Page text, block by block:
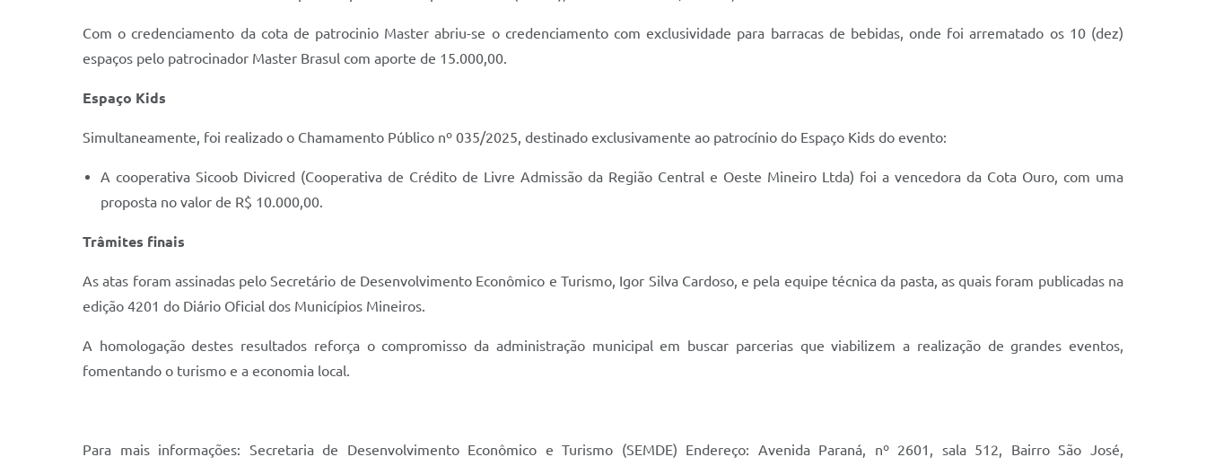
Com o credenciamento da cota de patrocinio Master abriu-se o credenciamento com exclusividade para barracas de bebidas, onde foi arrematado os 10 (dez)
espaços pelo patrocinador Master Brasul com aporte de 15.000,00.
Espaço Kids
Simultaneamente, foi realizado o Chamamento Público nº 035/2025, destinado exclusivamente ao patrocínio do Espaço Kids do evento:
A cooperativa Sicoob Divicred (Cooperativa de Crédito de Livre Admissão da Região Central e Oeste Mineiro Ltda) foi a vencedora da Cota Ouro, com uma
proposta no valor de R$ 10.000,00.
Trâmites finais
As atas foram assinadas pelo Secretário de Desenvolvimento Econômico e Turismo, Igor Silva Cardoso, e pela equipe técnica da pasta, as quais foram publicadas na
edição 4201 do Diário Oficial dos Municípios Mineiros.
A homologação destes resultados reforça o compromisso da administração municipal em buscar parcerias que viabilizem a realização de grandes eventos,
fomentando o turismo e a economia local.
Para mais informações: Secretaria de Desenvolvimento Econômico e Turismo (SEMDE) Endereço: Avenida Paraná, nº 2601, sala 512, Bairro São José,